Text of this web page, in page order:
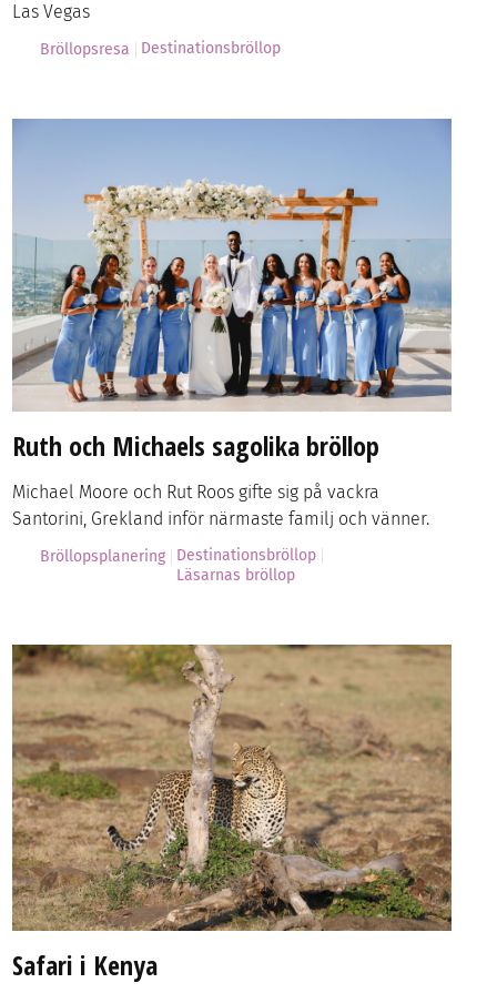
Las Vegas
Bröllopsresa Destinationsbröllop
Ruth och Michaels sagolika bröllop
Michael Moore och Rut Roos gifte sig på vackra
Santorini, Grekland inför närmaste familj och vänner.
Bröllopsplanering
Destinationsbröllop
Läsarnas bröllop
Safari i Kenya